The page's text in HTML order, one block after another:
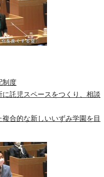
制度
託児スペースをつくり、相談
合的な新しいいずみ学園を目